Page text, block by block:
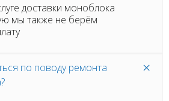
доставки моноблока
мы также не берём
по поводу ремонта